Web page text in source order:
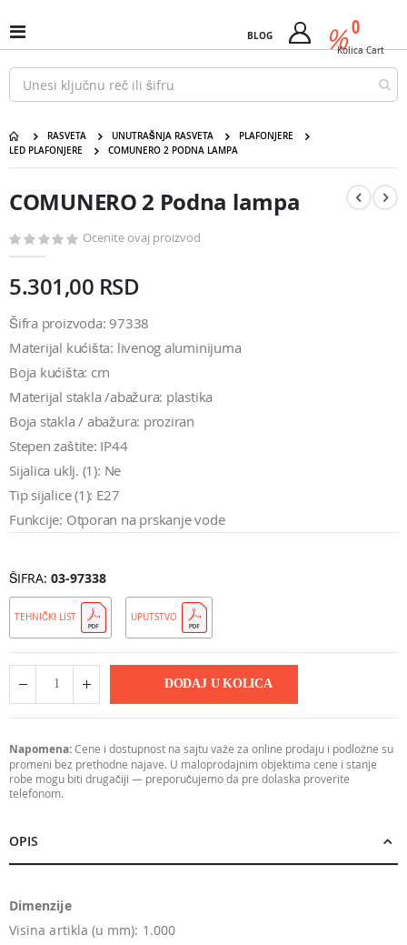
na
sadržaj
Uključi
/
isključi
Nav
BLOG %
Cart 0
Kolica Cart
RASVETA UNUTRAŠNJA RASVETA
PLAFONJERE
LED PLAFONJERE
COMUNERO 2 PODNA LAMPA
kraj
galerije
COMUNERO 2 Podna lampa
početak
galerije
COMUNERO 2 Podna lampa
Ocenite ovaj proizvod
5.301,00 RSD
Šifra proizvoda: 97338
Materijal kućišta: livenog aluminijuma
Boja kućišta: crn
Materijal stakla /abažura: plastika
Boja stakla / abažura: proziran
Stepen zaštite: IP44
Sijalica uklj. (1): Ne
Tip sijalice (1): E27
Funkcije: Otporan na prskanje vode
ŠIFRA 03-97338
TEHNIČKI LIST UPUTSTVO
DODAJ U KOLICA
Napomena:Cene i dostupnost na sajtu važe za online prodaju i podložne su
promeni bez prethodne najave. U maloprodajnim objektima cene i stanje
robe mogu biti drugačiji — preporučujemo da pre dolaska proverite
telefonom.
OPIS
Dimenzije
Visina artikla (u mm): 1.000